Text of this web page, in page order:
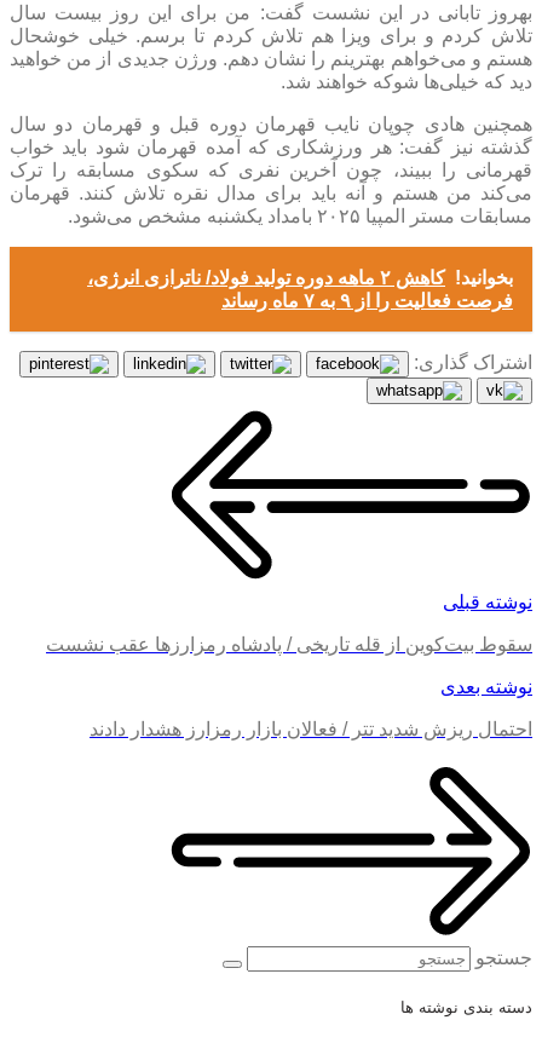
بهروز تابانی در این نشست گفت: من برای این روز بیست سال
تلاش کردم و برای ویزا هم تلاش کردم تا برسم. خیلی خوشحال
هستم و می‌خواهم بهترینم را نشان دهم. ورژن جدیدی از من خواهید
دید که خیلی‌ها شوکه خواهند شد.
همچنین هادی چوپان نایب قهرمان دوره قبل و قهرمان دو سال
گذشته نیز گفت: هر ورزشکاری که آمده قهرمان شود باید خواب
قهرمانی را ببیند، چون آخرین نفری که سکوی مسابقه را ترک
می‌کند من هستم و آنه باید برای مدال نقره تلاش کنند. قهرمان
مسابقات مستر المپیا ۲۰۲۵ بامداد یکشنبه مشخص می‌شود.
بخوانید!
کاهش ۲ ماهه دوره تولید فولاد/ ناترازی انرژی،
فرصت فعالیت را از ۹ به ۷ ماه رساند
اشتراک گذاری:
نوشته قبلی
سقوط بیت‌کوین از قله تاریخی / پادشاه رمزارزها عقب نشست
نوشته بعدی
احتمال ریزش شدید تتر / فعالان بازار رمزارز‌ هشدار دادند
جستجو
دسته بندی نوشته ها